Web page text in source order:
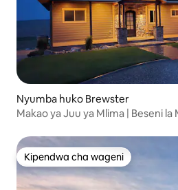
Nyumba huko Brewster
Makao ya Juu ya Mlima | Beseni la
Kipendwa cha wageni
Kipendwa cha wageni